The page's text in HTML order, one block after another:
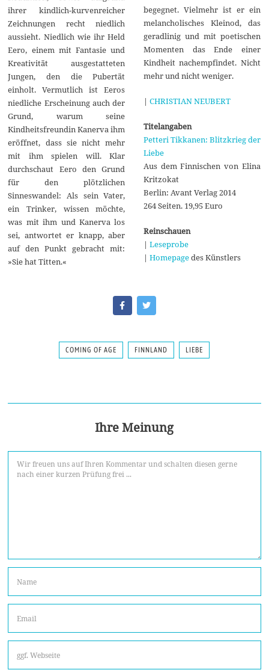
ihrer kindlich-kurvenreicher
Zeichnungen recht niedlich
aussieht. Niedlich wie ihr Held
Eero, einem mit Fantasie und
Kreativität ausgestatteten
Jungen, den die Pubertät
einholt. Vermutlich ist Eeros
niedliche Erscheinung auch der
Grund, warum seine
Kindheitsfreundin Kanerva ihm
eröffnet, dass sie nicht mehr
mit ihm spielen will. Klar
durchschaut Eero den Grund
für den plötzlichen
Sinneswandel: Als sein Vater,
ein Trinker, wissen möchte,
was mit ihm und Kanerva los
sei, antwortet er knapp, aber
auf den Punkt gebracht mit:
»Sie hat Titten.«
begegnet. Vielmehr ist er ein
melancholisches Kleinod, das
geradlinig und mit poetischen
Momenten das Ende einer
Kindheit nachempfindet. Nicht
mehr und nicht weniger.
| CHRISTIAN NEUBERT
Titelangaben
Petteri Tikkanen: Blitzkrieg der
Liebe
Aus dem Finnischen von Elina
Kritzokat
Berlin: Avant Verlag 2014
264 Seiten. 19,95 Euro
Reinschauen
| Leseprobe
| Homepagedes Künstlers
COMING OF AGE FINNLAND LIEBE
Ihre Meinung